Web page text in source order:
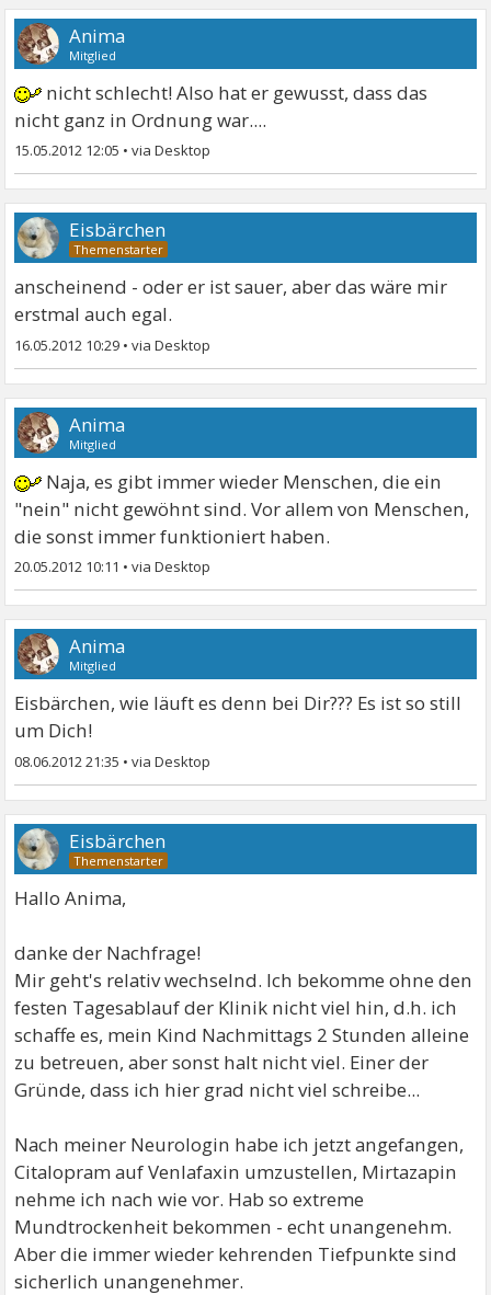
Anima
Mitglied
nicht schlecht! Also hat er gewusst, dass das
nicht ganz in Ordnung war....
15.05.2012 12:05 •
Eisbärchen
anscheinend - oder er ist sauer, aber das wäre mir
erstmal auch egal.
16.05.2012 10:29 •
Anima
Mitglied
Naja, es gibt immer wieder Menschen, die ein
"nein" nicht gewöhnt sind. Vor allem von Menschen,
die sonst immer funktioniert haben.
20.05.2012 10:11 •
Anima
Mitglied
Eisbärchen, wie läuft es denn bei Dir??? Es ist so still
um Dich!
08.06.2012 21:35 •
Eisbärchen
Hallo Anima,
danke der Nachfrage!
Mir geht's relativ wechselnd. Ich bekomme ohne den
festen Tagesablauf der Klinik nicht viel hin, d.h. ich
schaffe es, mein Kind Nachmittags 2 Stunden alleine
zu betreuen, aber sonst halt nicht viel. Einer der
Gründe, dass ich hier grad nicht viel schreibe...
Nach meiner Neurologin habe ich jetzt angefangen,
Citalopram auf Venlafaxin umzustellen, Mirtazapin
nehme ich nach wie vor. Hab so extreme
Mundtrockenheit bekommen - echt unangenehm.
Aber die immer wieder kehrenden Tiefpunkte sind
sicherlich unangenehmer.